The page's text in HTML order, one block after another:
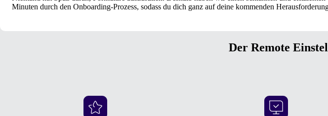
Minuten durch den Onboarding-Prozess, sodass du dich ganz auf deine kommenden
Der Remote